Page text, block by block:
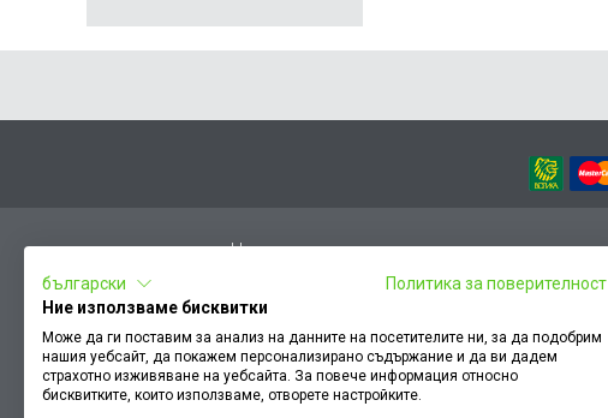
Начало
Оплакване / похвала
Условия за ползване
български
Политика за поверителност
Ние използваме бисквитки
Може да ги поставим за анализ на данните на посетителите ни, за да подобрим
нашия уебсайт, да покажем персонализирано съдържание и да ви дадем
страхотно изживяване на уебсайта. За повече информация относно
бисквитките, които използваме, отворете настройките.